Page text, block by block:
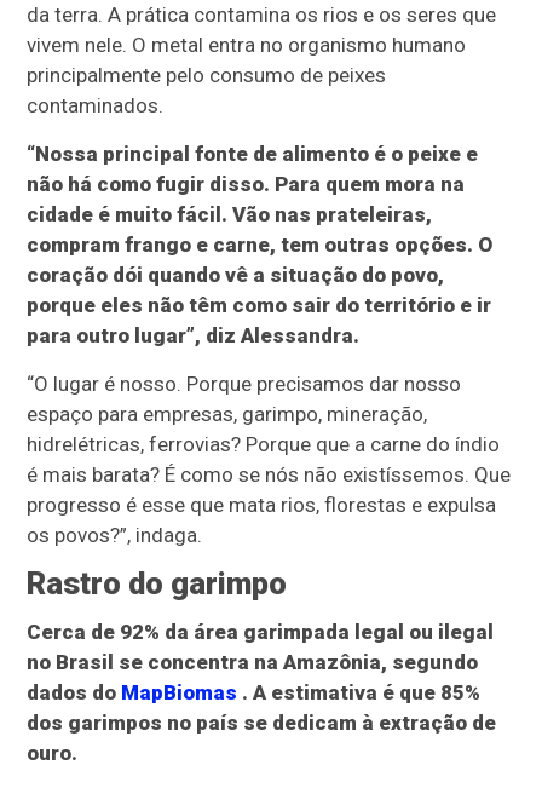
da terra. A prática contamina os rios e os seres que
vivem nele. O metal entra no organismo humano
principalmente pelo consumo de peixes
contaminados.
“Nossa principal fonte de alimento é o peixe e
não há como fugir disso. Para quem mora na
cidade é muito fácil. Vão nas prateleiras,
compram frango e carne, tem outras opções. O
coração dói quando vê a situação do povo,
porque eles não têm como sair do território e ir
para outro lugar”, diz Alessandra.
“O lugar é nosso. Porque precisamos dar nosso
espaço para empresas, garimpo, mineração,
hidrelétricas, ferrovias? Porque que a carne do índio
é mais barata? É como se nós não existíssemos. Que
progresso é esse que mata rios, florestas e expulsa
os povos?”, indaga.
Rastro do garimpo
Cerca de 92% da área garimpada legal ou ilegal
no Brasil se concentra na Amazônia, segundo
dados do MapBiomas . A estimativa é que 85%
dos garimpos no país se dedicam à extração de
ouro.